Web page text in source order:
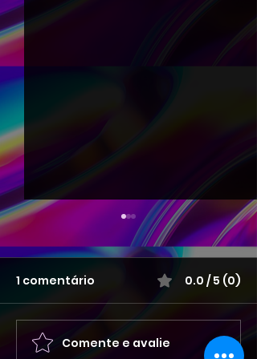
ENCONTRO ANIMAL ALA
1 comentário 0.0 / 5 (0)
Comente e avalie